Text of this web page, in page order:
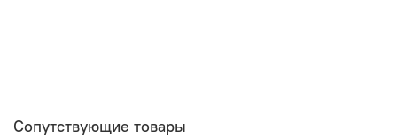
Сопутствующие товары